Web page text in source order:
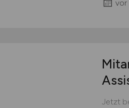
vor
Jetzt